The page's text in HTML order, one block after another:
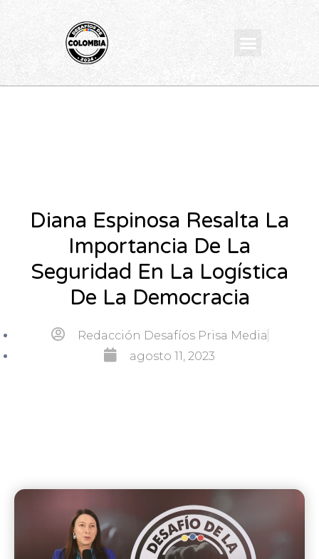
Menu
Diana Espinosa Resalta La
Importancia De La
Seguridad En La Logística
De La Democracia
Redacción Desafíos Prisa Media
agosto 11, 2023